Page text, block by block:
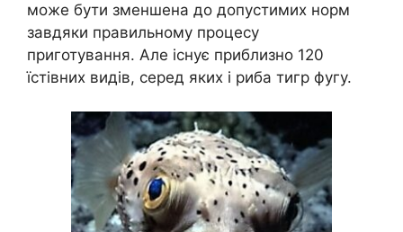
може бути зменшена до допустимих норм
завдяки правильному процесу
приготування. Але існує приблизно 120
їстівних видів, серед яких і риба тигр фугу.